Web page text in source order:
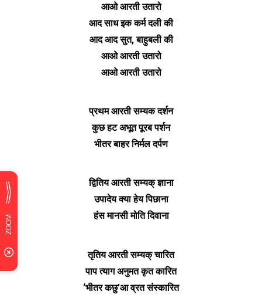
आओ आरती उतारो
आद साध इक कर्म दली की
आद आद सुत, बाहुबली की
आओ आरती उतारो
आओ आरती उतारो
प्रथम आरती सम्यक दर्शन
कुछ हट अभूत पूरब पर्शन
भीतर बाहर निर्मल दर्पण
द्वितिय आरती सम्यक् ज्ञाना
उपादेय क्या हेय पिछाना
हंस मानसी मोति दिवाना
तृतिय आरती सम्यक् चारित
पाप त्याग अनुमत कृत कारित
‘भीतर कछु’आ व्रत संस्कारित